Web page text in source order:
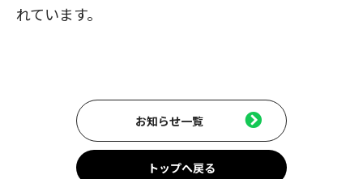
れています。
お知らせ一覧
トップへ戻る